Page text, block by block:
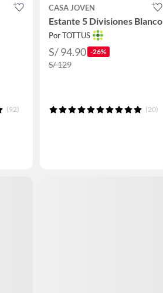
(92)
CASA JOVEN
Estante 5 Divisiones Blanco
Por TOTTUS
S/ 94.90 -26%
S/ 129
(20)